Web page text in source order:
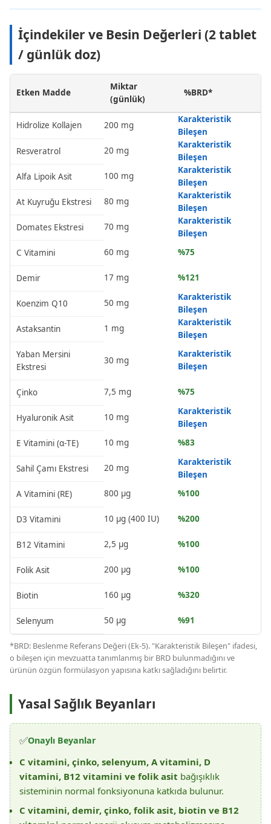
İçindekiler ve Besin Değerleri (2 tablet
/ günlük doz)
Etken Madde
Miktar
(günlük)
%BRD*
Hidrolize Kollajen 200 mg
Karakteristik
Bileşen
Resveratrol
20 mg
Karakteristik
Bileşen
Alfa Lipoik Asit
100 mg
Karakteristik
Bileşen
At Kuyruğu Ekstresi
80 mg
Karakteristik
Bileşen
Domates Ekstresi
70 mg
Karakteristik
Bileşen
C Vitamini
60 mg %75
Demir 17 mg %121
Koenzim Q10 50 mg
Karakteristik
Bileşen
Astaksantin
1 mg
Karakteristik
Bileşen
Yaban Mersini
Ekstresi
30 mg
Karakteristik
Bileşen
Çinko 7,5 mg %75
Hyaluronik Asit 10 mg
Karakteristik
Bileşen
E Vitamini (α-TE)
10 mg %83
Sahil Çamı Ekstresi 20 mg
Karakteristik
Bileşen
A Vitamini (RE)
800 µg %100
D3 Vitamini 10 µg (400 IU) %200
B12 Vitamini 2,5 µg %100
Folik Asit 200 µg %100
Biotin 160 µg %320
Selenyum 50 µg %91
*BRD: Beslenme Referans Değeri (Ek-5). "Karakteristik Bileşen" ifadesi,
o bileşen için mevzuatta tanımlanmış bir BRD bulunmadığını ve
ürünün özgün formülasyon yapısına katkı sağladığını belirtir.
Yasal Sağlık Beyanları
✅Onaylı Beyanlar
C vitamini, çinko, selenyum, A vitamini, D
vitamini, B12 vitamini ve folik asit bağışıklık
sisteminin normal fonksiyonuna katkıda bulunur.
C vitamini, demir, çinko, folik asit, biotin ve B12